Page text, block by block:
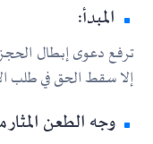
المبدأ:
ترفع دعوى إبطال
إلا سقط الحق في طلب
وجه الطعن المثار